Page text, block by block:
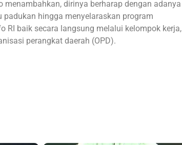
dirinya berharap dengan adanya
padukan hingga menyelaraskan program
RI baik secara langsung melalui kelompok kerja,
perangkat daerah (OPD).